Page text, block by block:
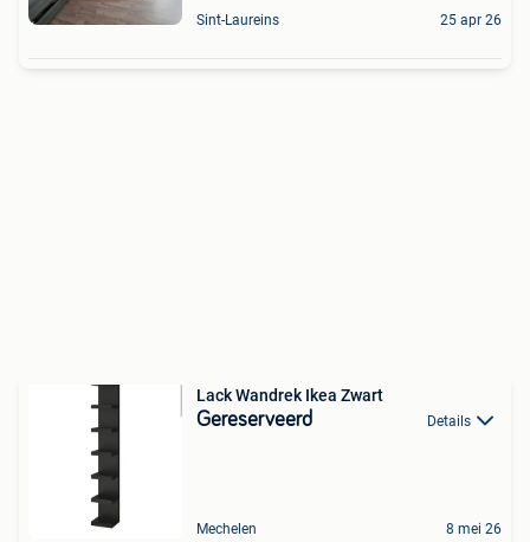
Sint-Laureins 25 apr 26
Lack Wandrek Ikea Zwart
Gereserveerd Details
Mechelen 8 mei 26